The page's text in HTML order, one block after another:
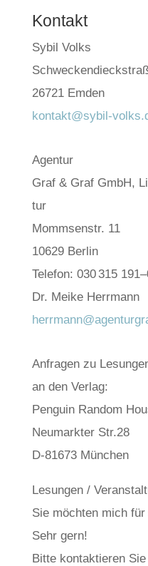
Kon­takt
Sybil Volks
26721 Emden
kontakt@sybil-
Agen­tur
Graf & Graf GmbH,
tur
Momm­senstr. 11
10629 Ber­lin
Tele­fon: 030 315
Dr. Mei­ke Herr­mann
Anfra­gen zu
an den Ver­lag:
Pen­gu­in Ran­dom
Neu­mark­ter Str.28
D‑81673 Mün­chen
Lesun­gen /
Sie möch­ten mich
Sehr gern!
Bit­te kon­tak­tie­ren